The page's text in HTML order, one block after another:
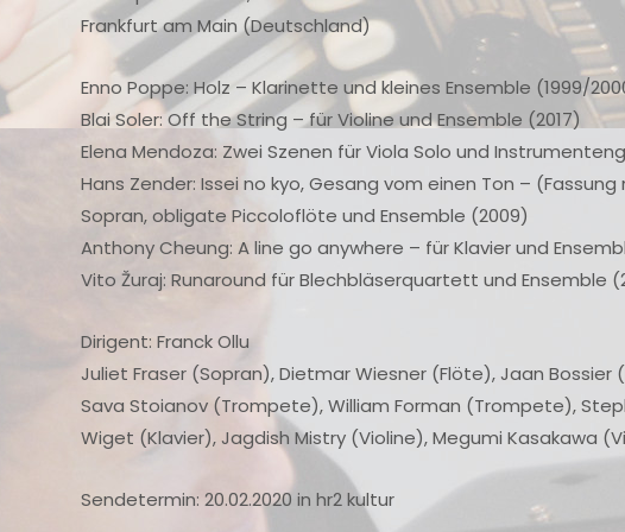
Frankfurt am Main (Deutschland)
Enno Poppe: Holz – Klarinette und kleines Ensemble (1999/
Blai Soler: Off the String – für Violine und Ensemble (2017)
Elena Mendoza: Zwei Szenen für Viola Solo und
Hans Zender: Issei no kyo, Gesang vom einen Ton –
Sopran, obligate Piccoloflöte und Ensemble (2009)
Anthony Cheung: A line go anywhere – für Klavier und
Vito Žuraj: Runaround für Blechbläserquartett und Ensemble
Dirigent: Franck Ollu
Juliet Fraser (Sopran), Dietmar Wiesner (Flöte), Jaan Bossier
Sava Stoianov (Trompete), William Forman (Trompete),
Wiget (Klavier), Jagdish Mistry (Violine), Megumi Kasakawa
Sendetermin: 20.02.2020 in hr2 kultur